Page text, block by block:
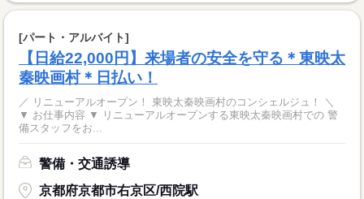
[パート・アルバイト]
【日給22,000円】来場者の安全を守る＊東映太
秦映画村＊日払い！
／ リニューアルオープン！ 東映太秦映画村のコンシェルジュ！ ＼
▼ お仕事内容 ▼ リニューアルオープンする東映太秦映画村での 警
備スタッフをお...
警備・交通誘導
京都府京都市右京区/西院駅